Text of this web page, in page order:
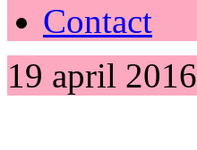
Contact
19 april 2016